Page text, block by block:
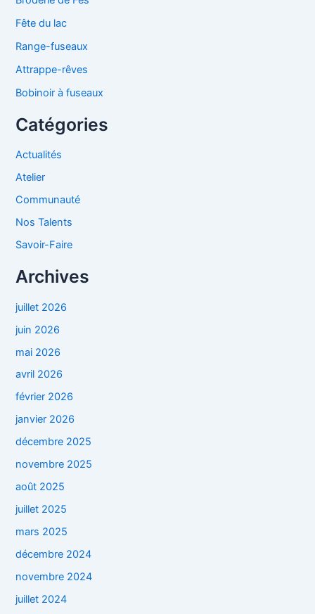
Fête du lac
Range-fuseaux
Attrappe-rêves
Bobinoir à fuseaux
Catégories
Actualités
Atelier
Communauté
Nos Talents
Savoir-Faire
Archives
juillet 2026
juin 2026
mai 2026
avril 2026
février 2026
janvier 2026
décembre 2025
novembre 2025
août 2025
juillet 2025
mars 2025
décembre 2024
novembre 2024
juillet 2024